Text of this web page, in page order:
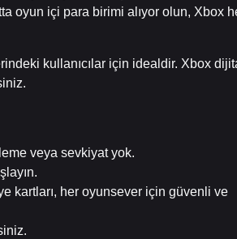
oyun içi para birimi alıyor olun, Xbox
kullanıcılar için idealdir. Xbox
veya sevkiyat yok.
kartları, her oyunsever için güvenli ve